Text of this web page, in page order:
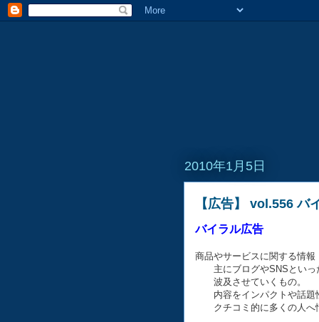
2010年1月5日
【広告】 vol.556 バ
バイラル広告
商品やサービスに関する情
主にブログやSNSといっ
波及させていくもの。
内容をインパクトや話題
クチコミ的に多くの人へ